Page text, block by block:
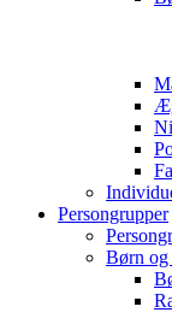
Persongrupper
Børn og